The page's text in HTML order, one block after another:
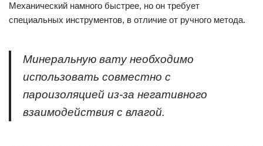
Механический намного быстрее, но он требует
специальных инструментов, в отличие от ручного метода.
Минеральную вату необходимо
использовать совместно с
пароизоляцией из-за негативного
взаимодействия с влагой.